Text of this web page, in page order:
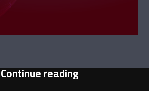
Continue reading